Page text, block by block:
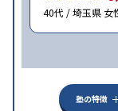
40代 / 埼玉県 女
塾の特徴